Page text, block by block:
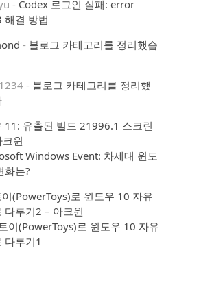
- Codex 로그인 실패: error
해결 방법
- 블로그 카테고리를 정리했습
- 블로그 카테고리를 정리했
11: 유출된 빌드 21996.1 스크린
윈
Windows Event: 차세대 윈도
화는?
(PowerToys)로 윈도우 10 자유
다루기2 – 아크윈
이(PowerToys)로 윈도우 10 자유
다루기1